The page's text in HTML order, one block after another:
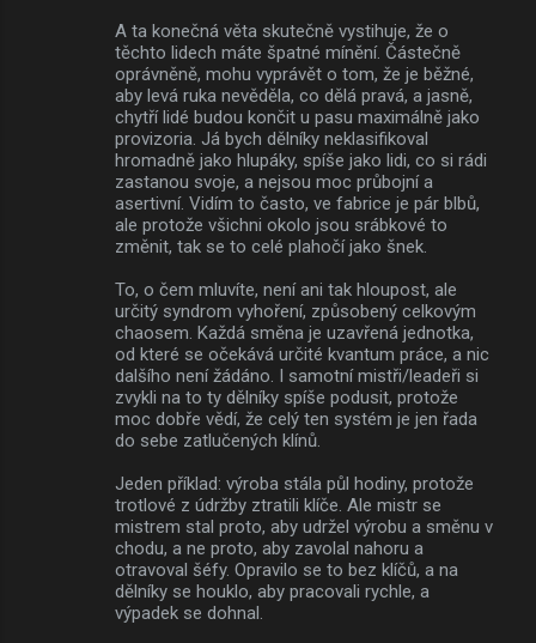
A ta konečná věta skutečně vystihuje, že o
těchto lidech máte špatné mínění. Částečně
oprávněně, mohu vyprávět o tom, že je běžné,
aby levá ruka nevěděla, co dělá pravá, a jasně,
chytří lidé budou končit u pasu maximálně jako
provizoria. Já bych dělníky neklasifikoval
hromadně jako hlupáky, spíše jako lidi, co si rádi
zastanou svoje, a nejsou moc průbojní a
asertivní. Vidím to často, ve fabrice je pár blbů,
ale protože všichni okolo jsou srábkové to
změnit, tak se to celé plahočí jako šnek.
To, o čem mluvíte, není ani tak hloupost, ale
určitý syndrom vyhoření, způsobený celkovým
chaosem. Každá směna je uzavřená jednotka,
od které se očekává určité kvantum práce, a nic
dalšího není žádáno. I samotní mistři/leadeři si
zvykli na to ty dělníky spíše podusit, protože
moc dobře vědí, že celý ten systém je jen řada
do sebe zatlučených klínů.
Jeden příklad: výroba stála půl hodiny, protože
trotlové z údržby ztratili klíče. Ale mistr se
mistrem stal proto, aby udržel výrobu a směnu v
chodu, a ne proto, aby zavolal nahoru a
otravoval šéfy. Opravilo se to bez klíčů, a na
dělníky se houklo, aby pracovali rychle, a
výpadek se dohnal.